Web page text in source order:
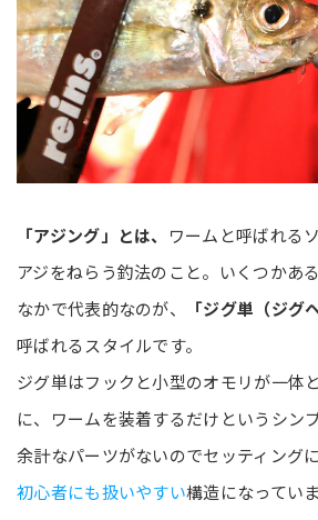
「アジング」とは、 ワームと呼ばれる
アジをねらう釣法のこと。いくつかあ
なかで代表的なのが、
「ジグ単（ジグ
呼ばれるスタイルです。
ジグ単はフックと小型のオモリが一体
に、ワームを装着するだけというシン
余計なパーツがないのでセッティング
初心者にも扱いやすい構造になっていま